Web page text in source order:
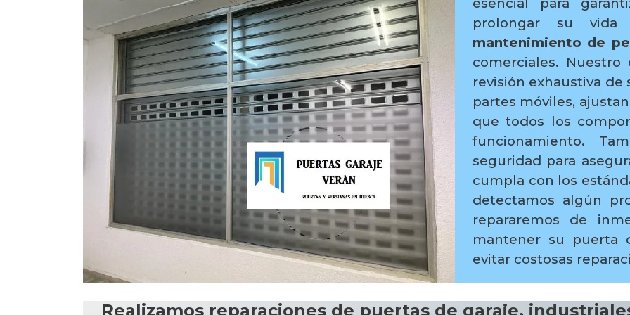
prolongar su vida
mantenimiento de
comerciales.
revisión exhaustiva
partes móviles,
que todos los
funcionamiento.
seguridad para
cumpla con los
detectamos algún
repararemos de
mantener su puerta
evitar costosas
Realizamos reparaciones de puertas de garaje,